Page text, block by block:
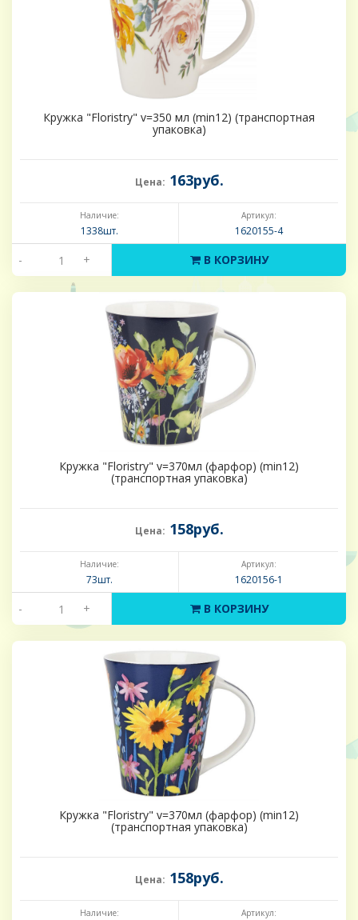
Кружка "Floristry" v=350 мл (min12) (транспортная
упаковка)
Цена: 163руб.
Наличие:
1338шт.
Артикул:
1620155-4
- + В КОРЗИНУ
Кружка "Floristry" v=370мл (фарфор) (min12)
(транспортная упаковка)
Цена: 158руб.
Наличие:
73шт.
Артикул:
1620156-1
- + В КОРЗИНУ
Кружка "Floristry" v=370мл (фарфор) (min12)
(транспортная упаковка)
Цена: 158руб.
Наличие: Артикул: